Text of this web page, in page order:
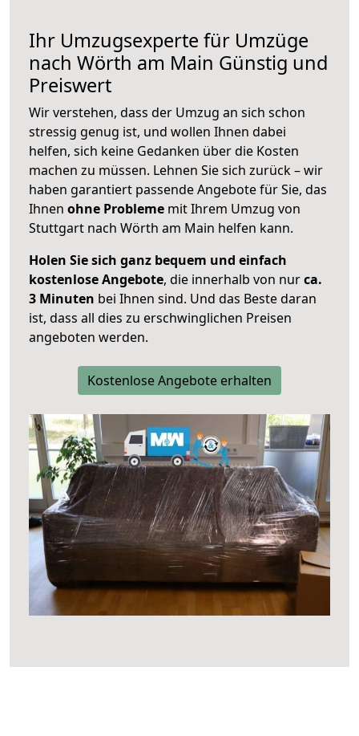
Ihr Umzugsexperte für Umzüge
nach Wörth am Main Günstig und
Preiswert
Wir verstehen, dass der Umzug an sich schon
stressig genug ist, und wollen Ihnen dabei
helfen, sich keine Gedanken über die Kosten
machen zu müssen. Lehnen Sie sich zurück – wir
haben garantiert passende Angebote für Sie, das
Ihnen ohne Probleme mit Ihrem Umzug von
Stuttgart nach Wörth am Main helfen kann.
Holen Sie sich ganz bequem und einfach
kostenlose Angebote, die innerhalb von nurca.
3 Minuten bei Ihnen sind. Und das Beste daran
ist, dass all dies zu erschwinglichen Preisen
angeboten werden.
Kostenlose Angebote erhalten